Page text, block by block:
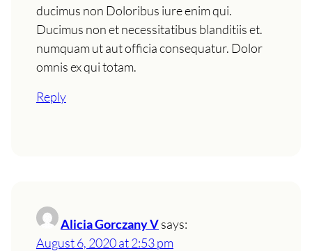
ducimus non Doloribus iure enim qui.
Ducimus non et necessitatibus blanditiis et.
numquam ut aut officia consequatur. Dolor
omnis ex qui totam.
Reply
Alicia Gorczany Vsays:
August 6, 2020 at 2:53 pm